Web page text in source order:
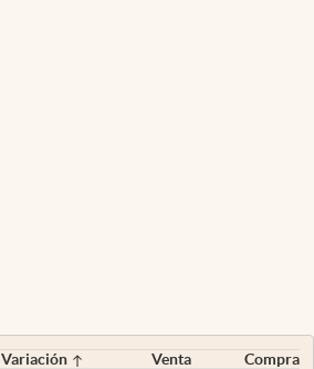
Variación Venta
Compra